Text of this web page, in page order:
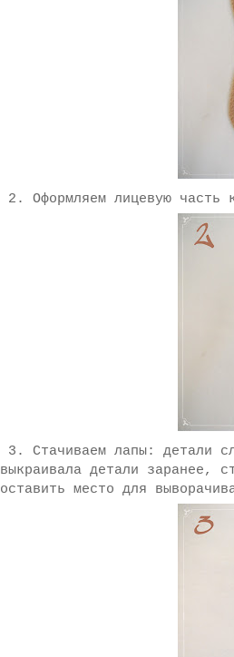
2. Оформляем лицевую часть
3. Стачиваем лапы: детали
выкраивала детали заранее,
оставить место для